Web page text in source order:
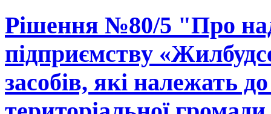
Рішення №80/5 "Про
підприємству
засобів, які належать